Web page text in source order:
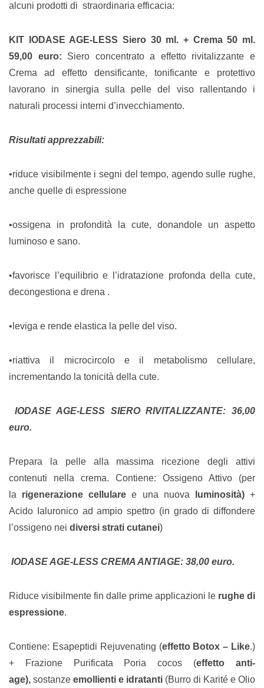
alcuni prodotti di straordinaria efficacia:
KIT IODASE AGE-LESS Siero 30 ml. + Crema 50 ml.
59,00 euro: Siero concentrato a effetto rivitalizzante e
Crema ad effetto densificante, tonificante e protettivo
lavorano in sinergia sulla pelle del viso rallentando i
naturali processi interni d’invecchiamento.
Risultati apprezzabili:
•riduce visibilmente i segni del tempo, agendo sulle rughe,
anche quelle di espressione
•ossigena in profondità la cute, donandole un aspetto
luminoso e sano.
•favorisce l’equilibrio e l’idratazione profonda della cute,
decongestiona e drena .
•leviga e rende elastica la pelle del viso.
•riattiva il microcircolo e il metabolismo cellulare,
incrementando la tonicità della cute.
IODASE AGE-LESS SIERO RIVITALIZZANTE: 36,00
euro.
Prepara la pelle alla massima ricezione degli attivi
contenuti nella crema. Contiene: Ossigeno Attivo (per
la rigenerazione cellulare e una nuova luminosità)+
Acido Ialuronico ad ampio spettro (in grado di diffondere
l’ossigeno nei diversi strati cutanei)
IODASE AGE-LESS CREMA ANTIAGE: 38,00 euro.
Riduce visibilmente fin dalle prime applicazioni le rughe di
espressione.
Contiene: Esapeptidi Rejuvenating (effetto Botox – Like.)
+ Frazione Purificata Poria cocos (effetto anti-
age), sostanze emollienti e idratanti (Burro di Karité e Olio